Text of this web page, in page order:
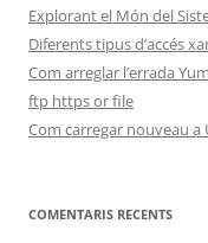
Explorant el Món del
Diferents tipus d’accés
Com arreglar l’errada
ftp https or file
Com carregar nouveau
COMENTARIS RECENTS